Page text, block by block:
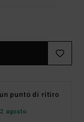
punto di ritiro
agosto